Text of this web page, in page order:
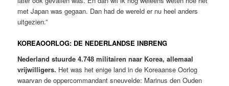
met Japan was gegaan. Dan had de wereld er nu heel anders
uitgezien.”
KOREAOORLOG: DE NEDERLANDSE INBRENG
Nederland stuurde 4.748 militairen naar Korea, allemaal
vrijwilligers. Het was het enige land in de Koreaanse Oorlog
waarvan de oppercommandant sneuvelde: Marinus den Ouden